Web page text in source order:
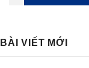
BÀI VIẾT MỚI